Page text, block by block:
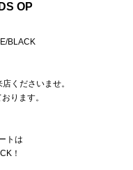
OP
BLACK
くださいませ。
ります。
トは
！